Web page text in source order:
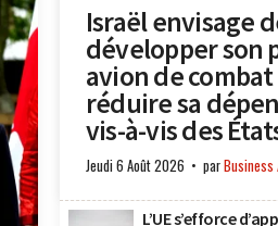
Israël envisage
développer son
avion de
réduire sa
vis-à-vis des
Jeudi 6 Août 2026 parBusiness
L’UE s’efforce